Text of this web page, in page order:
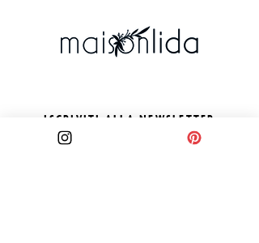
ISCRIVITI ALLA NEWSLETTER